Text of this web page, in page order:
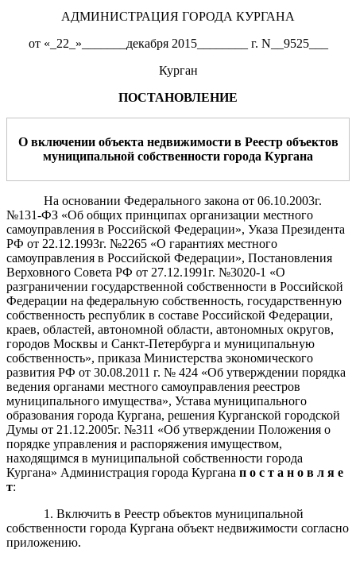
АДМИНИСТРАЦИЯ ГОРОДА КУРГАНА
от «_22_»_______декабря 2015________ г. N__9525___
Курган
ПОСТАНОВЛЕНИЕ
О включении объекта недвижимости в Реестр объектов
муниципальной собственности города Кургана
На основании Федерального закона от 06.10.2003г.
№131-ФЗ «Об общих принципах организации местного
самоуправления в Российской Федерации», Указа Президента
РФ от 22.12.1993г. №2265 «О гарантиях местного
самоуправления в Российской Федерации», Постановления
Верховного Совета РФ от 27.12.1991г. №3020-1 «О
разграничении государственной собственности в Российской
Федерации на федеральную собственность, государственную
собственность республик в составе Российской Федерации,
краев, областей, автономной области, автономных округов,
городов Москвы и Санкт-Петербурга и муниципальную
собственность», приказа Министерства экономического
развития РФ от 30.08.2011 г. № 424 «Об утверждении порядка
ведения органами местного самоуправления реестров
муниципального имущества», Устава муниципального
образования города Кургана, решения Курганской городской
Думы от 21.12.2005г. №311 «Об утверждении Положения о
порядке управления и распоряжения имуществом,
находящимся в муниципальной собственности города
Кургана» Администрация города Кургана п о с т а н о в л я е
т:
1. Включить в Реестр объектов муниципальной
собственности города Кургана объект недвижимости согласно
приложению.